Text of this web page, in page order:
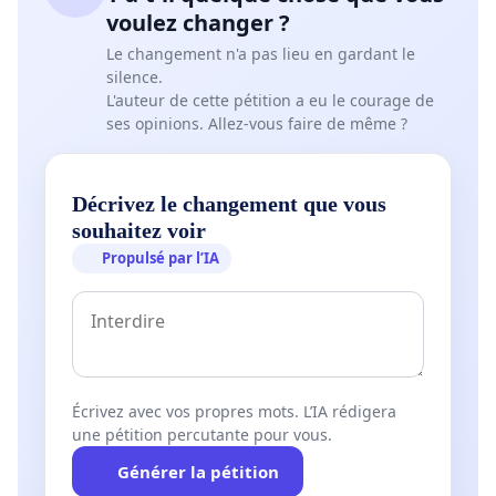
In an era where the ecological situation is more and
more worrying, it is crucial to employ alternative
solutions for the exploitation of the forest, which have
less of an environmental impact.
Considering the urgency to which we are confronted,
mobilize and prevent the destruction of this
exceptionnal forest which will take Nature decades to
We request the immediate suspension of the planned
clearing and logging, and the opening of a consulting
of forestry logging and clearing in the Fontainebleau
voulez changer ?
Le changement n'a pas lieu en gardant le
silence.
L'auteur de cette pétition a eu le courage de
ses opinions. Allez-vous faire de même ?
Décrivez le changement que vous
souhaitez voir
Propulsé par l’IA
Écrivez avec vos propres mots. L’IA rédigera
une pétition percutante pour vous.
Générer la pétition